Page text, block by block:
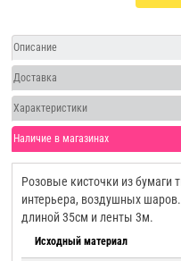
Описание
Доставка
Характеристики
Наличие в магазинах
Розовые кисточки из бумаги
интерьера, воздушных
длиной 35см и ленты 3м.
Исходный материал